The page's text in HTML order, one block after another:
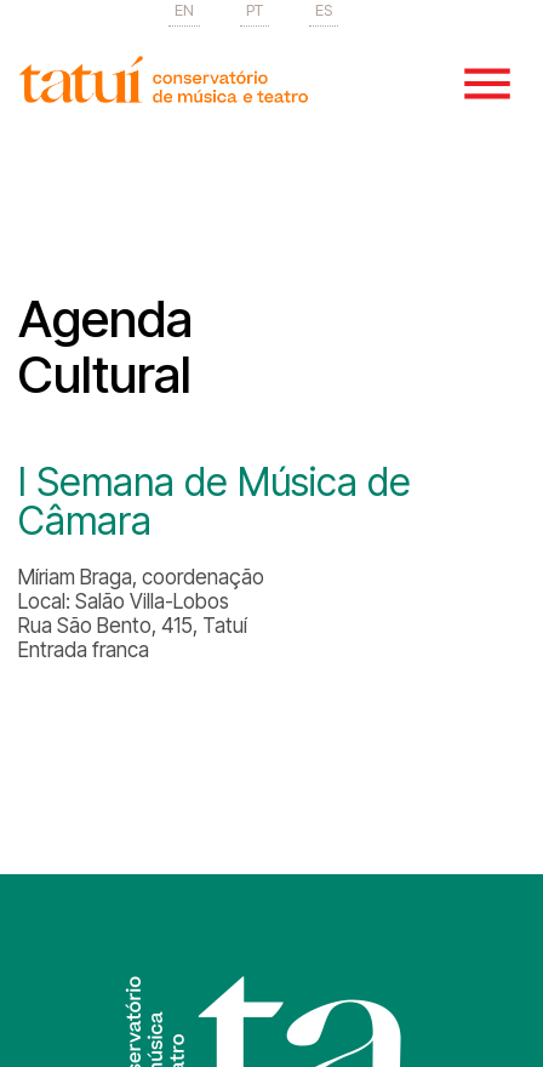
EN PT ES
Agenda
Cultural
I Semana de Música de
Câmara
Míriam Braga, coordenação
Local: Salão Villa-Lobos
Rua São Bento, 415, Tatuí
Entrada franca